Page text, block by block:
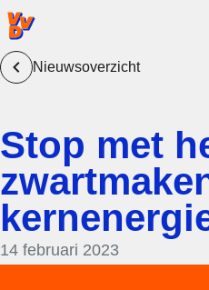
VVD.nl - Ga naar de homepage
Nieuwsoverzicht
Stop met
14 februari 2023